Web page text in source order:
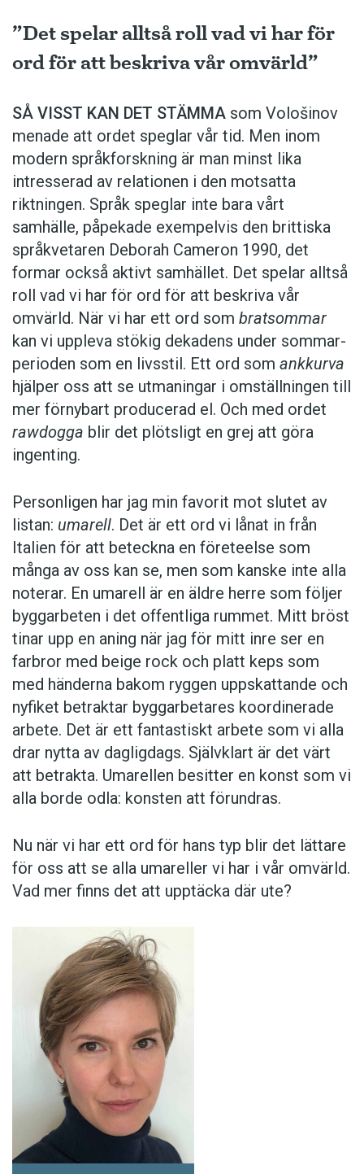
”Det spelar alltså roll vad vi har för
ord för att beskriva vår omvärld”
SÅ VISST KAN DET STÄMMA som Volo­šinov
menade att ordet speglar vår tid. Men inom
modern ­språkforskning är man minst lika
intresserad av rela­tionen i den motsatta
riktningen. Språk speglar inte bara vårt
samhälle, påpekade exempelvis den brittiska
språkvetaren Deborah Cameron 1990, det
formar också aktivt samhället. Det spelar alltså
roll vad vi har för ord för att beskriva vår
omvärld. När vi har ett ord som bratsommar
kan vi uppleva stökig dekadens under sommar­
perioden som en livsstil. Ett ord som ankkurva
hjälper oss att se utmaningar i omställningen till
mer förnybart produ­cerad el. Och med ordet
rawdogga blir det plötsligt en grej att göra
ingenting.
Personligen har jag min favorit mot slutet av
listan: umarell. Det är ett ord vi lånat in från
Italien för att beteckna en företeelse som
många av oss kan se, men som kanske inte alla
noterar. En umarell är en äldre herre som följer
byggarbeten i det offentliga rummet. Mitt bröst
tinar upp en aning när jag för mitt inre ser en
farbror med beige rock och platt keps som
med händerna bakom ­ryggen upp­skattande och
nyfiket betraktar bygg­arbetares koordinerade
arbete. Det är ett fantastiskt arbete som vi alla
drar nytta av dagligdags. Självklart är det värt
att betrakta. Umarellen besitter en konst som vi
alla borde odla: konsten att förundras.
Nu när vi har ett ord för hans typ blir det lättare
för oss att se alla umareller vi har i vår omvärld.
Vad mer finns det att upptäcka där ute?